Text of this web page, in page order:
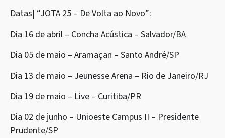
Datas| “JOTA 25 – De Volta ao Novo”:
Dia 16 de abril – Concha Acústica – Salvador/BA
Dia 05 de maio – Aramaçan – Santo André/SP
Dia 13 de maio – Jeunesse Arena – Rio de Janeiro/RJ
Dia 19 de maio – Live – Curitiba/PR
Dia 02 de junho – Unioeste Campus II – Presidente
Prudente/SP